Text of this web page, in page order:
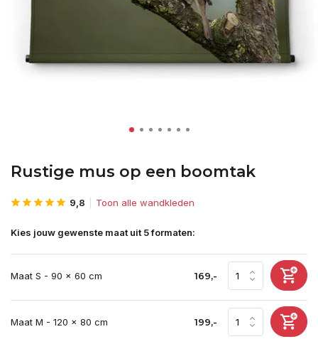
Rustige mus op een boomtak
9,8 Toon alle wandkleden
Kies jouw gewenste maat uit 5 formaten:
Maat S - 90 x 60 cm 169,-
Maat M - 120 x 80 cm 199,-